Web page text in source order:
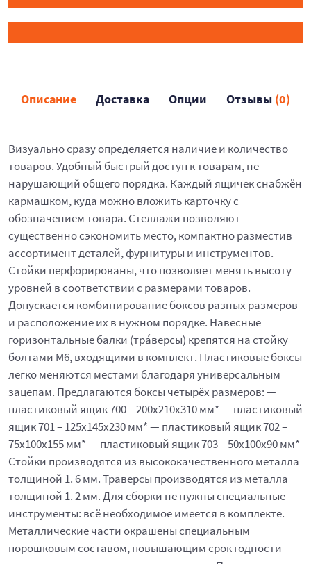
Описание Доставка Опции Отзывы (0)
Визуально сразу определяется наличие и количество
товаров. Удобный быстрый доступ к товарам, не
нарушающий общего порядка. Каждый ящичек снабжён
кармашком, куда можно вложить карточку с
обозначением товара. Стеллажи позволяют
существенно сэкономить место, компактно разместив
ассортимент деталей, фурнитуры и инструментов.
Стойки перфорированы, что позволяет менять высоту
уровней в соответствии с размерами товаров.
Допускается комбинирование боксов разных размеров
и расположение их в нужном порядке. Навесные
горизонтальные балки (тра́версы) крепятся на стойку
болтами М6, входящими в комплект. Пластиковые боксы
легко меняются местами благодаря универсальным
зацепам. Предлагаются боксы четырёх размеров: —
пластиковый ящик 700 – 200x210x310 мм* — пластиковый
ящик 701 – 125x145x230 мм* — пластиковый ящик 702 –
75x100x155 мм* — пластиковый ящик 703 – 50x100x90 мм*
Стойки производятся из высококачественного металла
толщиной 1. 6 мм. Траверсы производятся из металла
толщиной 1. 2 мм. Для сборки не нужны специальные
инструменты: всё необходимое имеется в комплекте.
Металлические части окрашены специальным
порошковым составом, повышающим срок годности